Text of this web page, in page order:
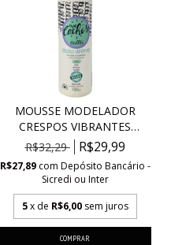
MOUSSE MODELADOR
CRESPOS VIBRANTES
4ABC...
R$32,29 R$29,99
R$27,89 com Depósito Bancário -
Sicredi ou Inter
5 x de R$6,00 sem juros